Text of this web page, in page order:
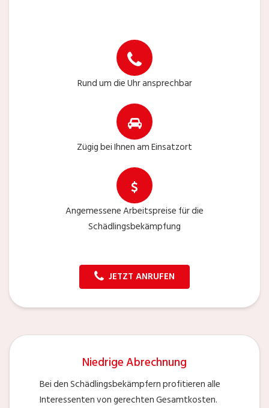
Rund um die Uhr ansprechbar
Zügig bei Ihnen am Einsatzort
Angemessene Arbeitspreise für die
Schädlingsbekämpfung
JETZT ANRUFEN
Niedrige Abrechnung
Bei den Schädlingsbekämpfern profitieren alle
Interessenten von gerechten Gesamtkosten.